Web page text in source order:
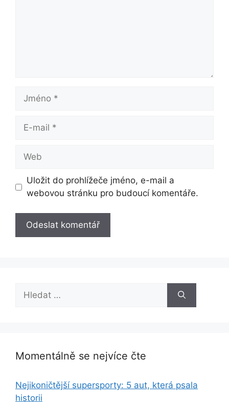
Jméno
Web
Uložit do prohlížeče jméno, e-mail a
webovou stránku pro budoucí komentáře.
Momentálně se nejvíce čte
Nejikoničtější supersporty: 5 aut, která psala
historii